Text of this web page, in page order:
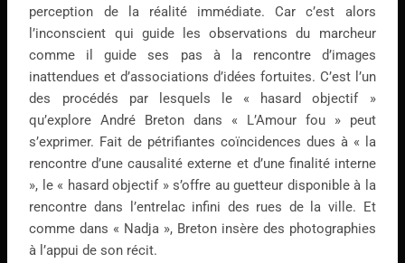
perception de la réalité immédiate. Car c’est alors
l’inconscient qui guide les observations du marcheur
comme il guide ses pas à la rencontre d’images
inattendues et d’associations d’idées fortuites. C’est l’un
des procédés par lesquels le « hasard objectif »
qu’explore André Breton dans « L’Amour fou » peut
s’exprimer. Fait de pétrifiantes coïncidences dues à « la
rencontre d’une causalité externe et d’une finalité interne
», le « hasard objectif » s’offre au guetteur disponible à la
rencontre dans l’entrelac infini des rues de la ville. Et
comme dans « Nadja », Breton insère des photographies
à l’appui de son récit.